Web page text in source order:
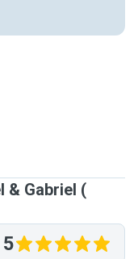
& Gabriel (
5